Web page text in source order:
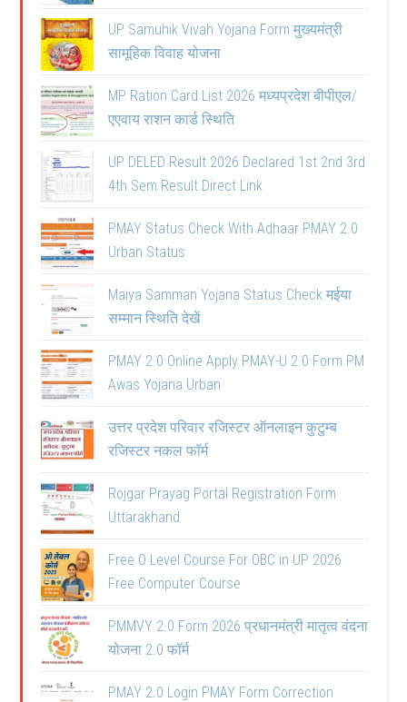
UP Samuhik Vivah Yojana Form मुख्यमंत्री
सामूहिक विवाह योजना
MP Ration Card List 2026 मध्यप्रदेश बीपीएल/
एएवाय राशन कार्ड स्थिति
UP DELED Result 2026 Declared 1st 2nd 3rd
4th Sem Result Direct Link
PMAY Status Check With Adhaar PMAY 2.0
Urban Status
Maiya Samman Yojana Status Check मईया
सम्मान स्थिति देखें
PMAY 2.0 Online Apply PMAY-U 2.0 Form PM
Awas Yojana Urban
उत्तर प्रदेश परिवार रजिस्टर ऑनलाइन कुटुम्ब
रजिस्टर नकल फॉर्म
Rojgar Prayag Portal Registration Form
Uttarakhand
Free O Level Course For OBC in UP 2026
Free Computer Course
PMMVY 2.0 Form 2026 प्रधानमंत्री मातृत्व वंदना
योजना 2.0 फॉर्म
PMAY 2.0 Login PMAY Form Correction